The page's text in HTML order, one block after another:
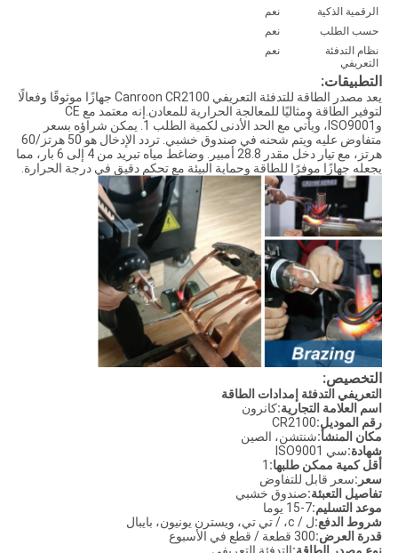
الرقمية الذكية
نعم
حسب الطلب
نعم
نظام التدفئة
التعريفي
نعم
التطبيقات:
يعد مصدر الطاقة للتدفئة التعريفي Canroon CR2100 جهازًا موثوقًا وفعالًا
لتوفير الطاقة ومثاليًا للمعالجة الحرارية للمعادن.إنه معتمد مع CE
وISO9001، ويأتي مع الحد الأدنى لكمية الطلب 1. يمكن شراؤه بسعر
متفاوض عليه ويتم شحنه في صندوق خشبي. تردد الإدخال هو 50 هرتز/60
هرتز، مع تيار دخل مقدر 28.8 أمبير. وضاغط مياه تبريد من 4 إلى 6 بار، مما
يجعله جهازًا موفرًا للطاقة وحماية البيئة مع تحكم دقيق في درجة الحرارة.
التخصيص:
التعريفي التدفئة إمدادات الطاقة
اسم العلامة التجارية:كانرون
رقم الموديل:CR2100
مكان المنشأ:شنتشن، الصين
شهادة:سي ISO9001
أقل كمية ممكن طلبها: 1
سعر:سعر قابل للتفاوض
تفاصيل التعبئة:صندوق خشبي
موعد التسليم:7-15 يوما
شروط الدفع:ل / c، / تي تي، ويسترن يونيون، بايبال
قدرة العرض:300 قطعة / قطع في الأسبوع